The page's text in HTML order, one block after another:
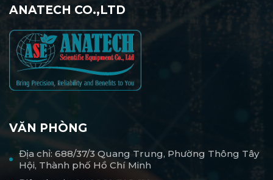
ANATECH CO.,LTD
VĂN PHÒNG
Địa chỉ: 688/37/3 Quang Trung, Phường Thông Tây
Hội, Thành phố Hồ Chí Minh